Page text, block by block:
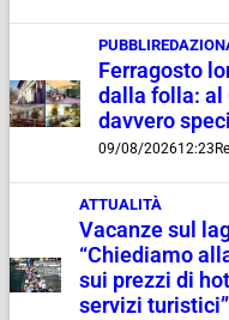
Ferragosto
dalla folla: al
davvero
09/08/202612:23
ATTUALITÀ
Vacanze sul
“Chiediamo
sui prezzi di
servizi turistici”